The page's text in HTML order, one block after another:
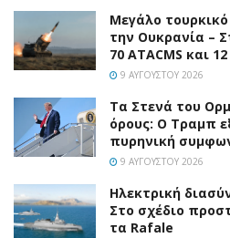
Μεγάλο
την Ουκρανία –
70 ATACMS και
9 ΑΥΓΟΎΣΤΟΥ 2026
Τα Στενά του
όρους: Ο Τραμπ
πυρηνική
9 ΑΥΓΟΎΣΤΟΥ 2026
Ηλεκτρική
Στο σχέδιο
τα Rafale